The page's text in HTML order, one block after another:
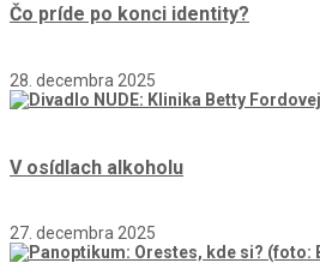
Čo príde po konci identity?
28. decembra 2025
V osídlach alkoholu
27. decembra 2025